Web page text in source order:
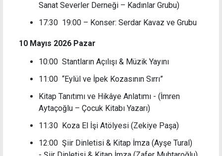
Sanat Severler Derneği – Kadınlar Grubu)
17:30 19:00 – Konser: Serdar Kavaz ve Grubu
10 Mayıs 2026 Pazar
10:00 Stantların Açılışı & Müzik Yayını
11:00 “Eylül ve İpek Kozasının Sırrı”
Kitap Tanıtımı ve Hikâye Anlatımı - (İmren
Aytaçoğlu – Çocuk Kitabı Yazarı)
11:30 Koza El İşi Atölyesi (Zekiye Paşa)
12:00 Şiir Dinletisi & Kitap İmza (Ayşe Tural)